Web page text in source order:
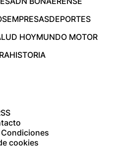
EMPRESASDEPORTES
HOYMUNDO MOTOR
HISTORIA
cookies